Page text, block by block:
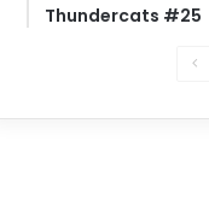
Thundercats #25